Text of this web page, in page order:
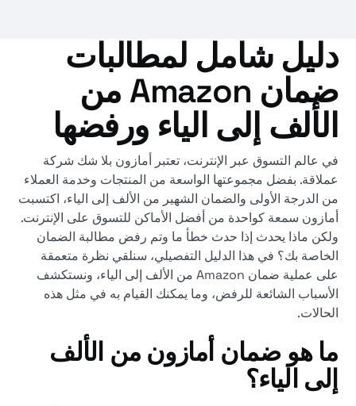
دليل شامل لمطالبات
ضمان Amazon من
الألف إلى الياء ورفضها
في عالم التسوق عبر الإنترنت، تعتبر أمازون بلا شك شركة
عملاقة. بفضل مجموعتها الواسعة من المنتجات وخدمة العملاء
من الدرجة الأولى والضمان الشهير من الألف إلى الياء، اكتسبت
أمازون سمعة كواحدة من أفضل الأماكن للتسوق على الإنترنت.
ولكن ماذا يحدث إذا حدث خطأ ما وتم رفض مطالبة الضمان
الخاصة بك؟ في هذا الدليل التفصيلي، سنلقي نظرة متعمقة
على عملية ضمان Amazon من الألف إلى الياء، ونستكشف
الأسباب الشائعة للرفض، وما يمكنك القيام به في مثل هذه
الحالات.
ما هو ضمان أمازون من الألف
إلى الياء؟